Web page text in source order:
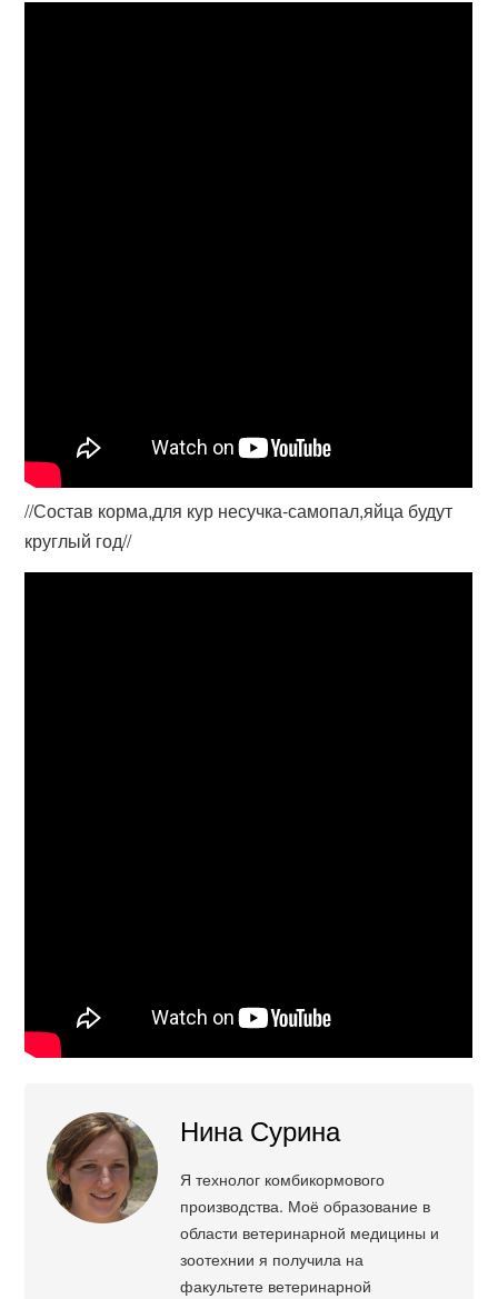
//Состав корма,для кур несучка-самопал,яйца будут
круглый год//
Нина Сурина
Я технолог комбикормового
производства. Моё образование в
области ветеринарной медицины и
зоотехнии я получила на
факультете ветеринарной